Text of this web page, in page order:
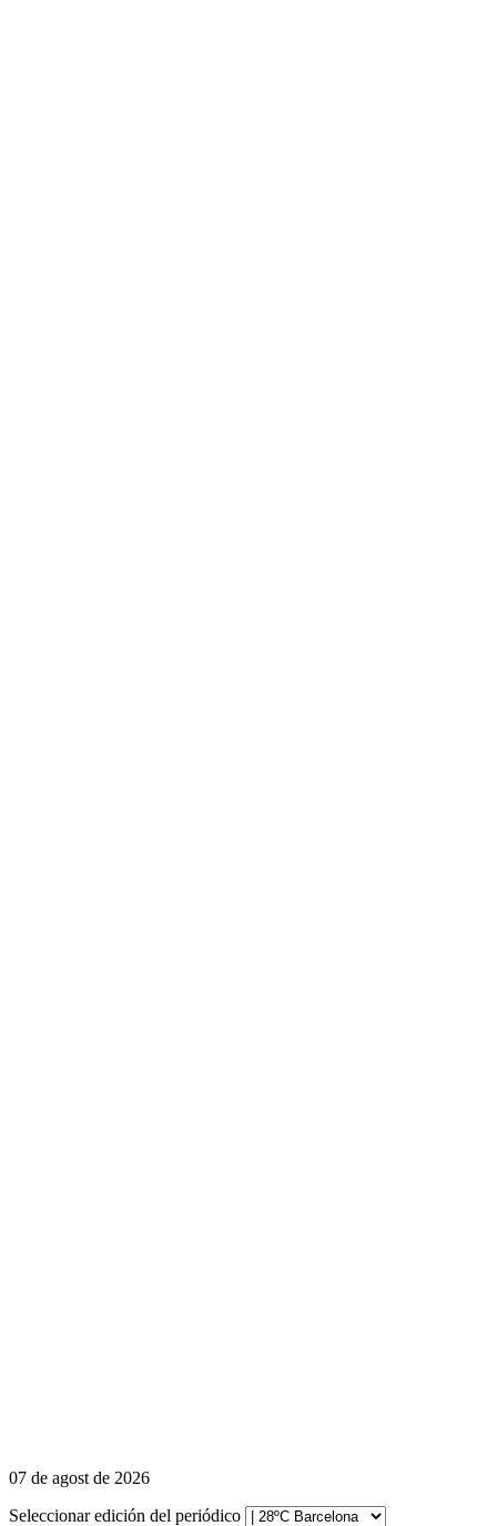
07 de agost de 2026
Seleccionar edición del periódico